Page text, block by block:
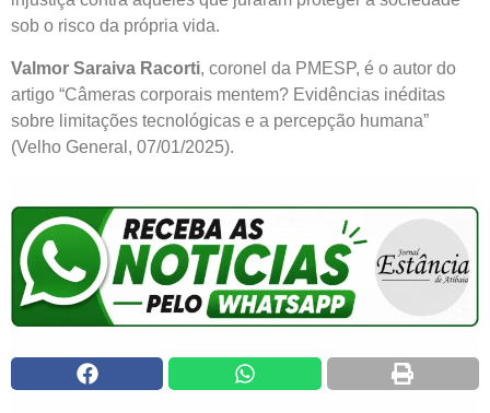
sob o risco da própria vida.
Valmor Saraiva Racorti, coronel da PMESP, é o autor do
artigo “Câmeras corporais mentem? Evidências inéditas
sobre limitações tecnológicas e a percepção humana”
(Velho General, 07/01/2025).